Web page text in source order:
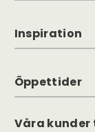
Inspiration
Öppettider
Våra kunder